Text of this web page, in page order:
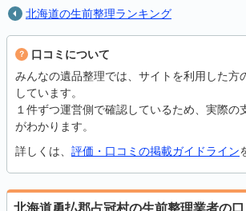
北海道の生前整理ランキング
口コミについて
みんなの遺品整理では、サイトを利用した方
しています。
１件ずつ運営側で確認しているため、実際の
がわかります。
詳しくは、 評価・口コミの掲載ガイドライン
北海道勇払郡占冠村の生前整理業者の